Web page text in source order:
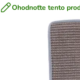
Ohodnoťte tento